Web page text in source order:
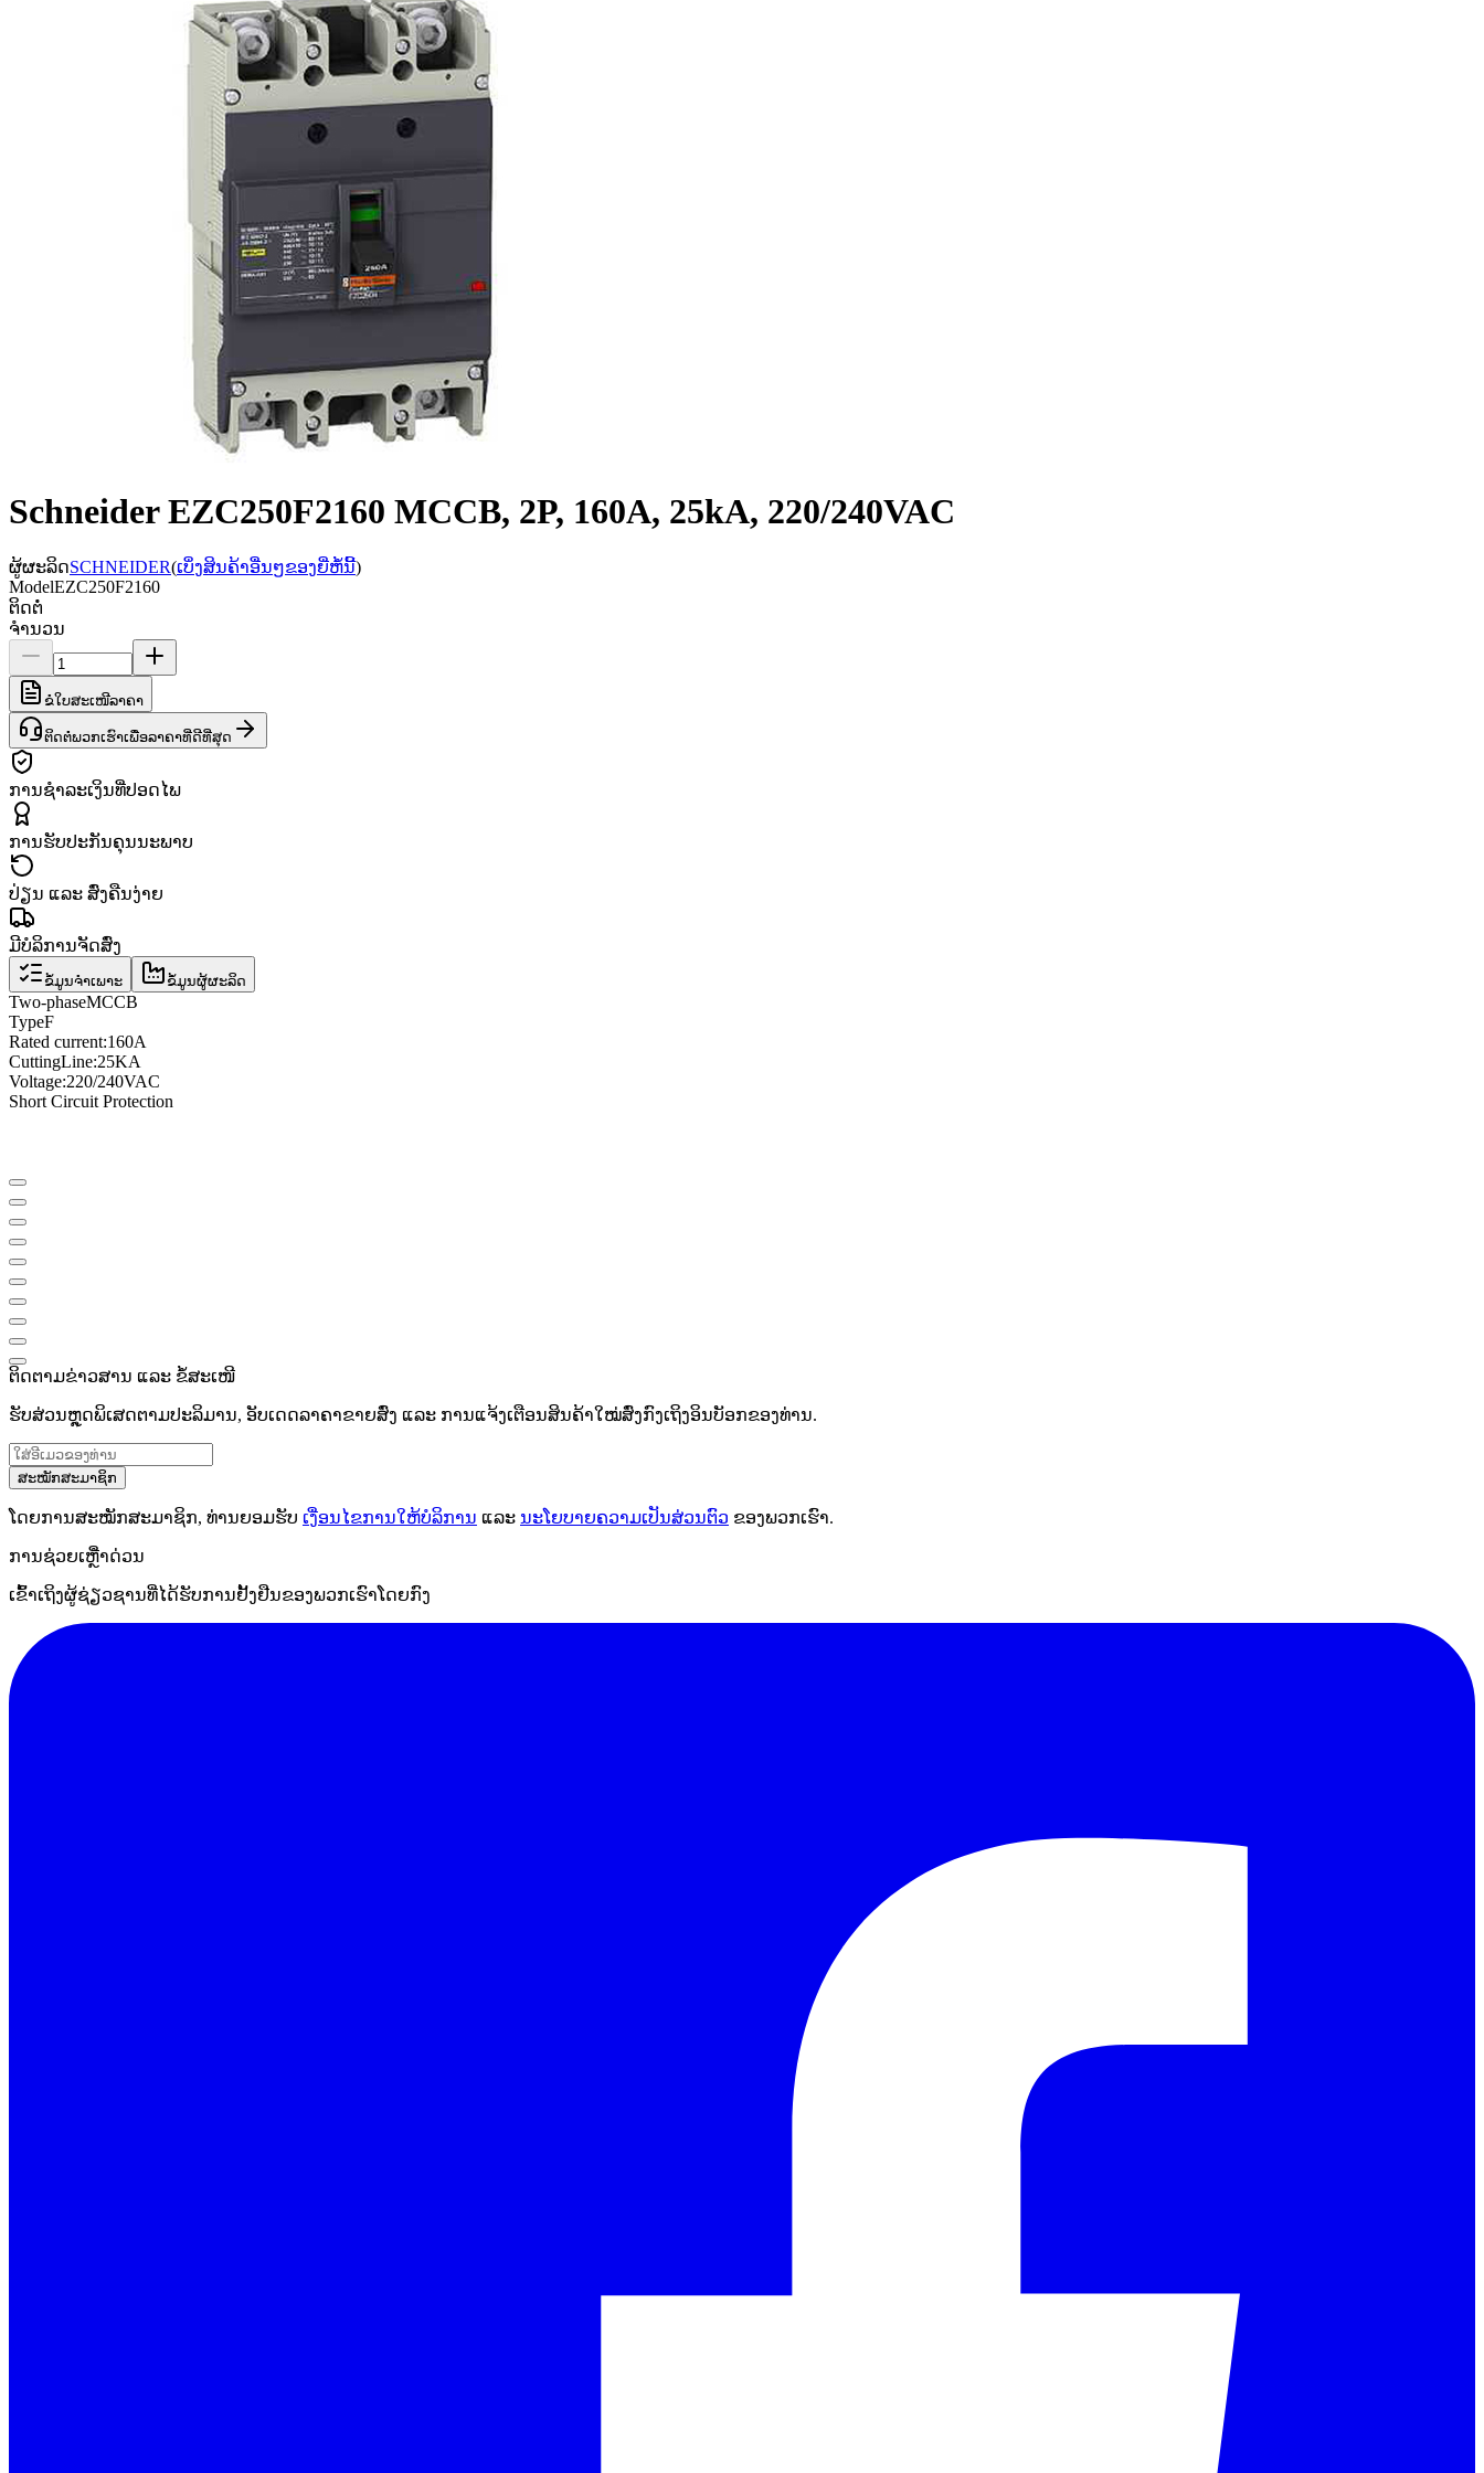
Schneider EZC250F2160 MCCB, 2P, 160A, 25kA, 220/240VAC
ຜູ້ຜະລິດSCHNEIDER(ເບິ່ງສິນຄ້າອື່ນໆຂອງຍີ່ຫໍ້ນີ້)
ModelEZC250F2160
ຕິດຕໍ່
ຈຳນວນ
ຂໍໃບສະເໜີລາຄາ
ຕິດຕໍ່ພວກເຮົາເພື່ອລາຄາທີ່ດີທີ່ສຸດ
ການຊຳລະເງິນທີ່ປອດໄພ
ການຮັບປະກັນຄຸນນະພາບ
ປ່ຽນ ແລະ ສົ່ງຄືນງ່າຍ
ມີບໍລິການຈັດສົ່ງ
ຂໍ້ມູນຈຳເພາະ ຂໍ້ມູນຜູ້ຜະລິດ
Two-phaseMCCB
TypeF
Rated current:160A
CuttingLine:25KA
Voltage:220/240VAC
Short Circuit Protection
ຕິດຕາມຂ່າວສານ ແລະ ຂໍ້ສະເໜີ
ຮັບສ່ວນຫຼຸດພິເສດຕາມປະລິມານ, ອັບເດດລາຄາຂາຍສົ່ງ ແລະ ການແຈ້ງເຕືອນສິນຄ້າໃໝ່ສົ່ງກົງເຖິງອິນບັອກຂອງທ່ານ.
ສະໝັກສະມາຊິກ
ໂດຍການສະໝັກສະມາຊິກ, ທ່ານຍອມຮັບ ເງື່ອນໄຂການໃຫ້ບໍລິການ ແລະ ນະໂຍບາຍຄວາມເປັນສ່ວນຕົວ ຂອງພວກເຮົາ.
ການຊ່ວຍເຫຼືໍາດ່ວນ
ເຂົ້າເຖິງຜູ້ຊ່ຽວຊານທີ່ໄດ້ຮັບການຢັ້ງຢືນຂອງພວກເຮົາໂດຍກົງ